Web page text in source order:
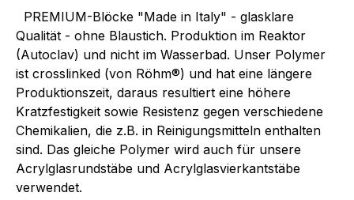
PREMIUM-Blöcke "Made in Italy" - glasklare
Qualität - ohne Blaustich. Produktion im Reaktor
(Autoclav) und nicht im Wasserbad. Unser Polymer
ist crosslinked (von Röhm®) und hat eine längere
Produktionszeit, daraus resultiert eine höhere
Kratzfestigkeit sowie Resistenz gegen verschiedene
Chemikalien, die z.B. in Reinigungsmitteln enthalten
sind. Das gleiche Polymer wird auch für unsere
Acrylglasrundstäbe und Acrylglasvierkantstäbe
verwendet.